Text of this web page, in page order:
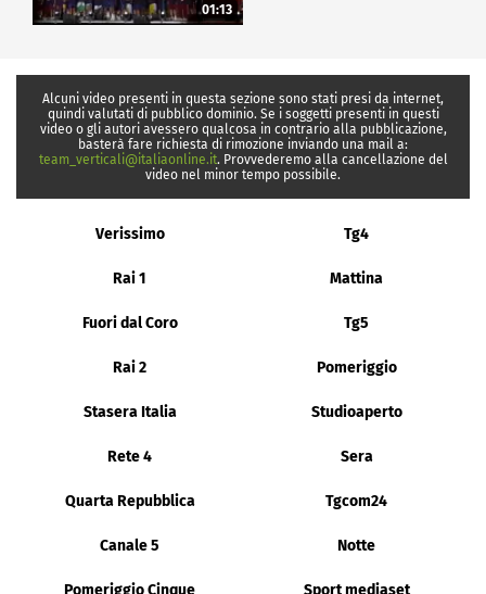
01:13
Alcuni video presenti in questa sezione sono stati presi da internet,
quindi valutati di pubblico dominio. Se i soggetti presenti in questi
video o gli autori avessero qualcosa in contrario alla pubblicazione,
basterà fare richiesta di rimozione inviando una mail a:
team_verticali@italiaonline.it. Provvederemo alla cancellazione del
video nel minor tempo possibile.
Verissimo Tg4
Rai 1 Mattina
Fuori dal Coro Tg5
Rai 2 Pomeriggio
Stasera Italia Studioaperto
Rete 4 Sera
Quarta Repubblica Tgcom24
Canale 5 Notte
Pomeriggio Cinque Sport mediaset